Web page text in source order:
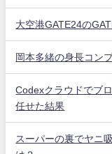
大空港GATE24の
岡本多緒の身長コン
Codexクラウドでブ
任せた結果
スーパーの裏でヤニ